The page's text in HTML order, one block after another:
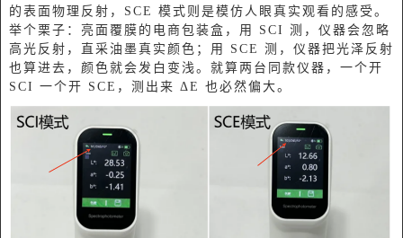
的表面物理反射，SCE 模式则是模仿人眼真实观看的感受。
举个栗子：亮面覆膜的电商包装盒，用 SCI 测，仪器会忽略
高光反射，直采油墨真实颜色；用 SCE 测，仪器把光泽反射
也算进去，颜色就会发白变浅。就算两台同款仪器，一个开
SCI 一个开 SCE，测出来 ΔE 也必然偏大。